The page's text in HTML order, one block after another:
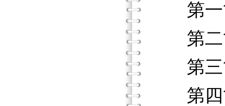
第一
第二
第三
第四